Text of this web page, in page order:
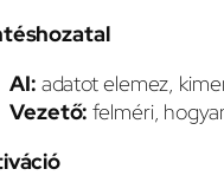
AI: adatot elemez,
Vezető: felméri,